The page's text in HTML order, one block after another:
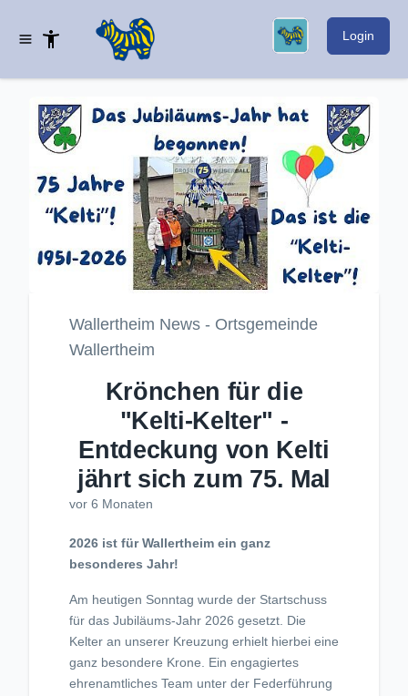
Login
Wallertheim News - Ortsgemeinde
Wallertheim
Krönchen für die
"Kelti-Kelter" -
Entdeckung von Kelti
jährt sich zum 75. Mal
vor 6 Monaten
2026 ist für Wallertheim ein ganz
besonderes Jahr!
Am heutigen Sonntag wurde der Startschuss
für das Jubiläums-Jahr 2026 gesetzt. Die
Kelter an unserer Kreuzung erhielt hierbei eine
ganz besondere Krone. Ein engagiertes
ehrenamtliches Team unter der Federführung